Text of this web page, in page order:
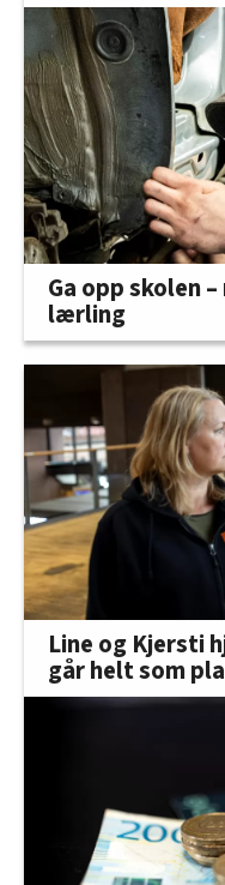
Ga opp skolen
lærling
Line og Kjersti
går helt som